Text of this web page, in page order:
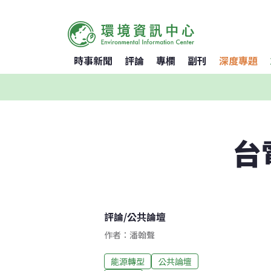
時事新聞 評論 專欄 副刊 深度專題
評論/公共論壇
作者：潘翰聲
能源轉型
公共論壇